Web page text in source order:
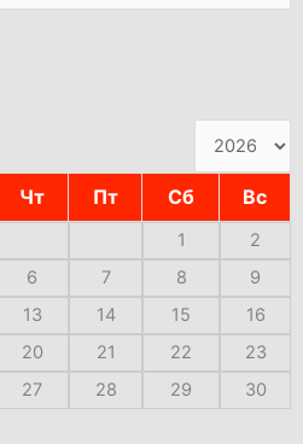
Чт Пт Сб Вс
1
2
6 7 8
9
13 14 15
16
20 21 22
23
27 28 29
30